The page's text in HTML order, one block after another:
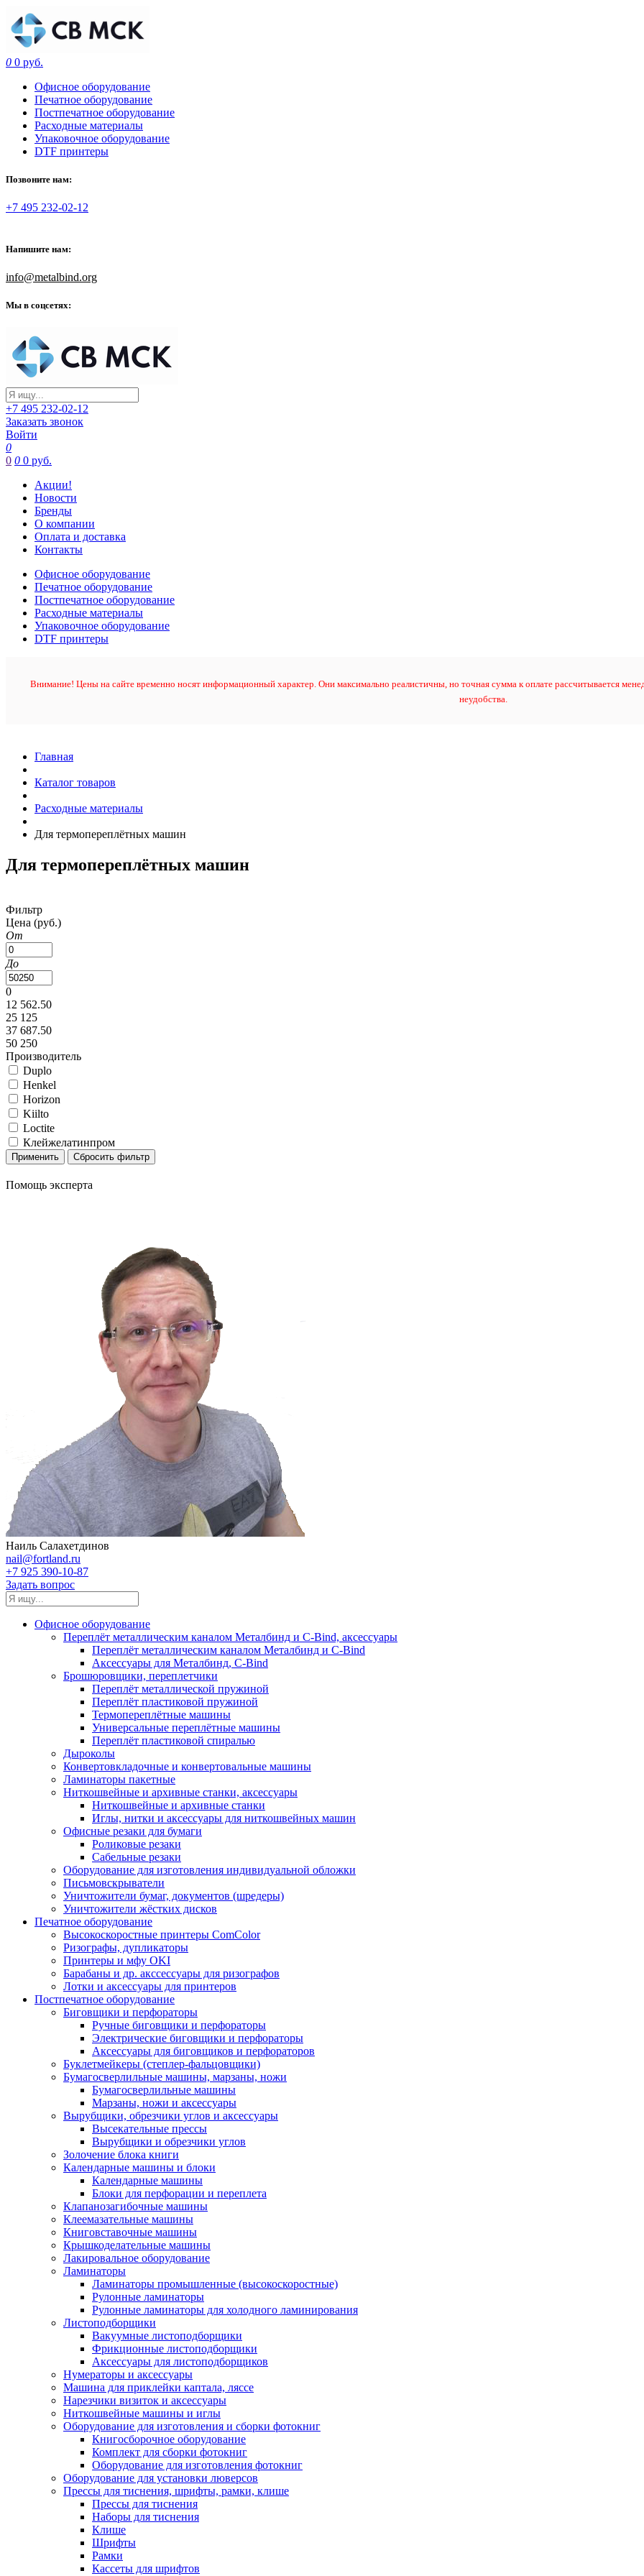
0 0 руб.
Офисное оборудование
Печатное оборудование
Постпечатное оборудование
Расходные материалы
Упаковочное оборудование
DTF принтеры
Позвоните нам:
+7 495 232-02-12
Напишите нам:
info@metalbind.org
Мы в соцсетях:
+7 495 232-02-12
Заказать звонок
Войти
0
0 0 0 руб.
Акции!
Новости
Бренды
О компании
Оплата и доставка
Контакты
Офисное оборудование
Печатное оборудование
Постпечатное оборудование
Расходные материалы
Упаковочное оборудование
DTF принтеры
Внимание! Цены на сайте временно носят информационный характер. Они максимально реалистичны, но точная сумма к оплате рассчитывается
неудобства.
Главная
Каталог товаров
Расходные материалы
Для термопереплётных машин
Для термопереплётных машин
Фильтр
Цена (руб.)
От
До
0
12 562.50
25 125
37 687.50
50 250
Производитель
Duplo
Henkel
Horizon
Kiilto
Loctite
Клейжелатинпром
Помощь эксперта
Наиль Салахетдинов
nail@fortland.ru
+7 925 390-10-87
Задать вопрос
Офисное оборудование
Переплёт металлическим каналом Металбинд и C-Bind, аксессуары
Переплёт металлическим каналом Металбинд и C-Bind
Аксессуары для Металбинд, C-Bind
Брошюровщики, переплетчики
Переплёт металлической пружиной
Переплёт пластиковой пружиной
Термопереплётные машины
Универсальные переплётные машины
Переплёт пластиковой спиралью
Дыроколы
Конвертовкладочные и конвертовальные машины
Ламинаторы пакетные
Ниткошвейные и архивные станки, аксессуары
Ниткошвейные и архивные станки
Иглы, нитки и аксессуары для ниткошвейных машин
Офисные резаки для бумаги
Роликовые резаки
Сабельные резаки
Оборудование для изготовления индивидуальной обложки
Письмовскрыватели
Уничтожители бумаг, документов (шредеры)
Уничтожители жёстких дисков
Печатное оборудование
Высокоскоростные принтеры ComColor
Ризографы, дупликаторы
Принтеры и мфу OKI
Барабаны и др. акссессуары для ризографов
Лотки и аксессуары для принтеров
Постпечатное оборудование
Биговщики и перфораторы
Ручные биговщики и перфораторы
Электрические биговщики и перфораторы
Аксессуары для биговщиков и перфораторов
Буклетмейкеры (степлер-фальцовщики)
Бумагосверлильные машины, марзаны, ножи
Бумагосверлильные машины
Марзаны, ножи и аксессуары
Вырубщики, обрезчики углов и аксессуары
Высекательные прессы
Вырубщики и обрезчики углов
Золочение блока книги
Календарные машины и блоки
Календарные машины
Блоки для перфорации и переплета
Клапанозагибочные машины
Клеемазательные машины
Книговставочные машины
Крышкоделательные машины
Лакировальное оборудование
Ламинаторы
Ламинаторы промышленные (высокоскоростные)
Рулонные ламинаторы
Рулонные ламинаторы для холодного ламинирования
Листоподборщики
Вакуумные листоподборщики
Фрикционные листоподборщики
Аксессуары для листоподборщиков
Нумераторы и аксессуары
Машина для приклейки каптала, ляссе
Нарезчики визиток и аксессуары
Ниткошвейные машины и иглы
Оборудование для изготовления и сборки фотокниг
Книгосборочное оборудование
Комплект для сборки фотокниг
Оборудование для изготовления фотокниг
Оборудование для установки люверсов
Прессы для тиснения, шрифты, рамки, клише
Прессы для тиснения
Наборы для тиснения
Клише
Шрифты
Рамки
Кассеты для шрифтов